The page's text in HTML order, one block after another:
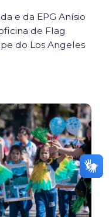
e da EPG Anísio
de Flag
do Los Angeles